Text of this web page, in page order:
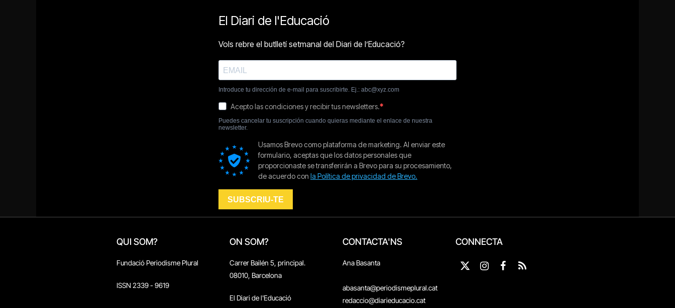
QUI SOM?
Fundació Periodisme Plural
ISSN 2339 - 9619
ON SOM?
Carrer Bailén 5, principal.
08010, Barcelona
El Diari de l'Educació
CONTACTA'NS
Ana Basanta
abasanta@periodismeplural.cat
redaccio@diarieducacio.cat
CONNECTA
X
Instagram
Facebook
RSS